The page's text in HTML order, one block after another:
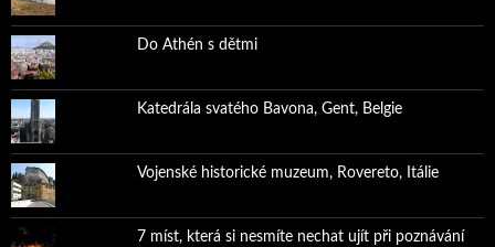
Do Athén s dětmi
Katedrála svatého Bavona, Gent, Belgie
Vojenské historické muzeum, Rovereto, Itálie
7 míst, která si nesmíte nechat ujít při poznávání